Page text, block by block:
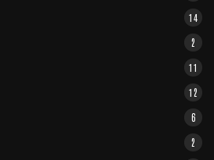
14
2
11
12
6
2